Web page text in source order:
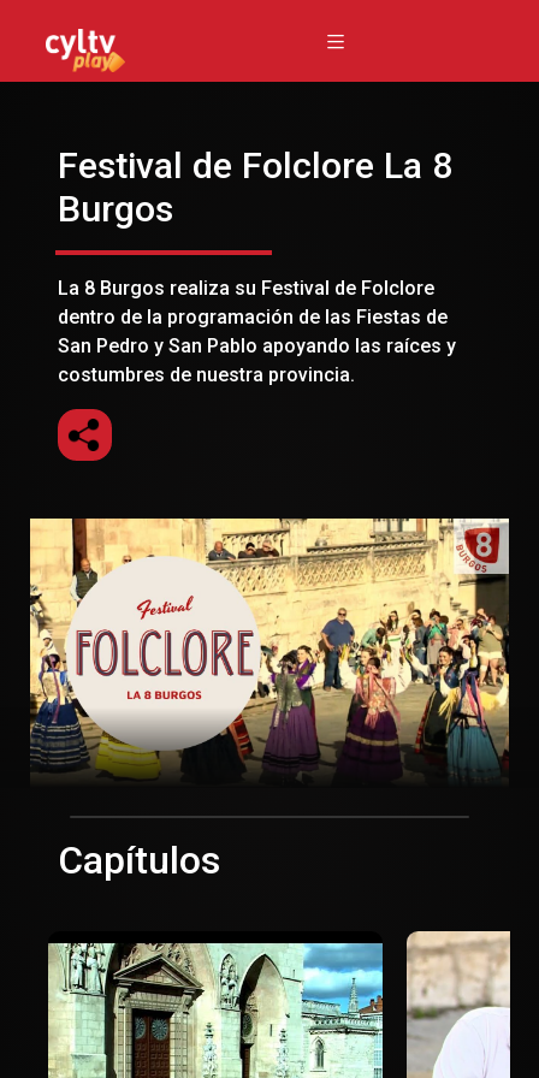
Festival de Folclore La 8
Burgos
La 8 Burgos realiza su Festival de Folclore
dentro de la programación de las Fiestas de
San Pedro y San Pablo apoyando las raíces y
costumbres de nuestra provincia.
Capítulos